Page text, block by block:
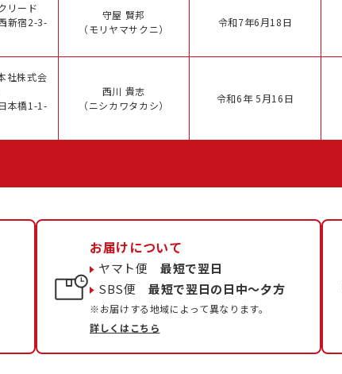
リード
新宿2-3-
守屋 賢邦
（モリヤマサクニ）
令和7年6月18日
社株式会
本橋1-1-
西川 貴志
（ニシカワタカシ）
令和6年 5月16日
お届けについて
ヤマト便最短で翌日
SBS便最短で翌日の日中〜夕方
※お届けする地域によって異なります。
詳しくはこちら